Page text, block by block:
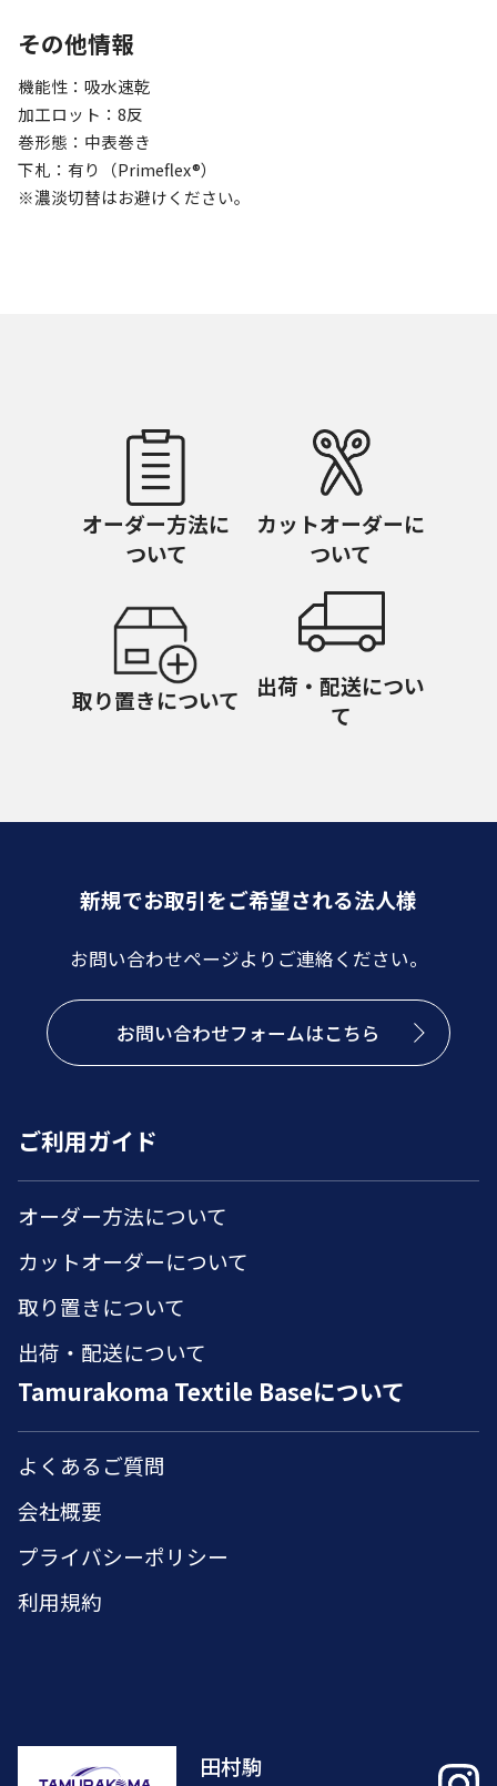
その他情報
機能性：吸水速乾
加工ロット：8反
巻形態：中表巻き
下札：有り（Primeflex®）
※濃淡切替はお避けください。
オーダー方法に
ついて
カットオーダーに
ついて
取り置きについて
出荷・配送につい
て
新規でお取引をご希望される法人様
お問い合わせページよりご連絡ください。
お問い合わせフォームはこちら
ご利用ガイド
オーダー方法について
カットオーダーについて
取り置きについて
出荷・配送について
Tamurakoma Textile Baseについて
よくあるご質問
会社概要
プライバシーポリシー
利用規約
田村駒